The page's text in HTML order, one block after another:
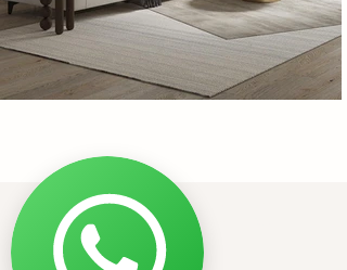
Contacts
Herceg Novi, Montenegro